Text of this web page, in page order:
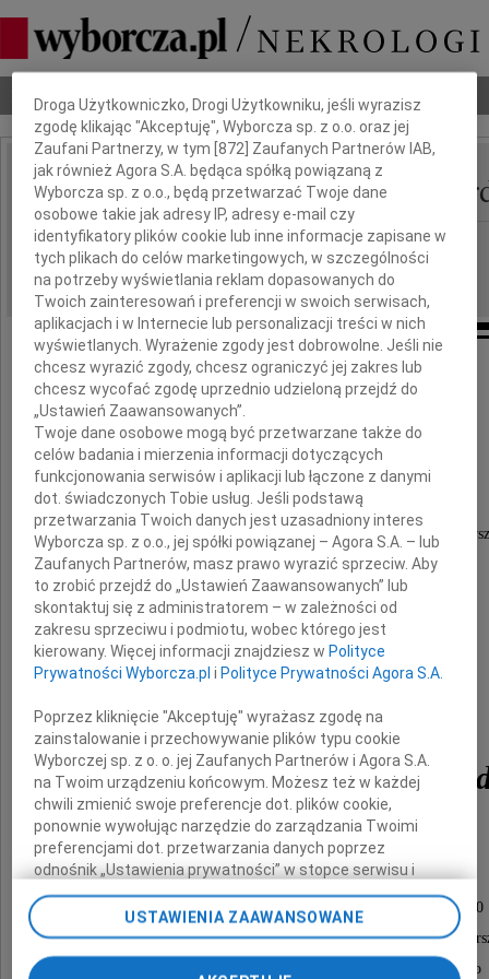
Nekrologi Odeszli Poradnik pogrzebowy
IMIĘ I NAZWISKO: Stanisław Wojciech
REGION: Warszawa
DATA EMISJI: 27.08.2009
Gdyby miłość mogła uzdrawiać,
a łzy wskrzeszać, byłbyś z nami
Z głębokim żalem zawiadamiamy,
że w dniu 18 sierpnia 2009 roku odszedł na
nasz kochany Mąż, Ojciec, Dziadek
Stanisław Wojciech
Msza św. zostanie odprawiona
w dniu 29 sierpnia 2009 roku o godzinie 11.00
w kościele św. Michała przy ul. Puławskiej 95 w
Po mszy św. nastąpi odprowadzenie Zmarłego
Dbamy o Twoją prywatność
Droga Użytkowniczko, Drogi Użytkowniku, jeśli wyrazisz
zgodę klikając "Akceptuję", Wyborcza sp. z o.o. oraz jej
Zaufani Partnerzy, w tym [872 ] Zaufanych Partnerów IAB,
jak również Agora S.A. będąca spółką powiązaną z
Wyborcza sp. z o.o., będą przetwarzać Twoje dane
osobowe takie jak adresy IP, adresy e-mail czy
identyfikatory plików cookie lub inne informacje zapisane w
tych plikach do celów marketingowych, w szczególności
na potrzeby wyświetlania reklam dopasowanych do
Twoich zainteresowań i preferencji w swoich serwisach,
aplikacjach i w Internecie lub personalizacji treści w nich
wyświetlanych. Wyrażenie zgody jest dobrowolne. Jeśli nie
chcesz wyrazić zgody, chcesz ograniczyć jej zakres lub
chcesz wycofać zgodę uprzednio udzieloną przejdź do
„Ustawień Zaawansowanych”.
Twoje dane osobowe mogą być przetwarzane także do
celów badania i mierzenia informacji dotyczących
funkcjonowania serwisów i aplikacji lub łączone z danymi
dot. świadczonych Tobie usług. Jeśli podstawą
przetwarzania Twoich danych jest uzasadniony interes
Wyborcza sp. z o.o., jej spółki powiązanej – Agora S.A. – lub
Zaufanych Partnerów, masz prawo wyrazić sprzeciw. Aby
to zrobić przejdź do „Ustawień Zaawansowanych” lub
skontaktuj się z administratorem – w zależności od
zakresu sprzeciwu i podmiotu, wobec którego jest
kierowany. Więcej informacji znajdziesz w Polityce
Prywatności Wyborcza.pl i Polityce Prywatności Agora S.A.
Poprzez kliknięcie "Akceptuję" wyrażasz zgodę na
zainstalowanie i przechowywanie plików typu cookie
Wyborczej sp. z o. o. jej Zaufanych Partnerów i Agora S.A.
na Twoim urządzeniu końcowym. Możesz też w każdej
chwili zmienić swoje preferencje dot. plików cookie,
ponownie wywołując narzędzie do zarządzania Twoimi
preferencjami dot. przetwarzania danych poprzez
odnośnik „Ustawienia prywatności” w stopce serwisu i
przechodząc do sekcji „Ustawienia zaawansowane”.
Zmiana ustawień plików cookie możliwa jest także za
pomocą ustawień przeglądarki.
USTAWIENIA ZAAWANSOWANE